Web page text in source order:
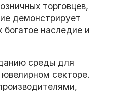
торговцев,
демонстрирует
наследие и
среды для
секторе.